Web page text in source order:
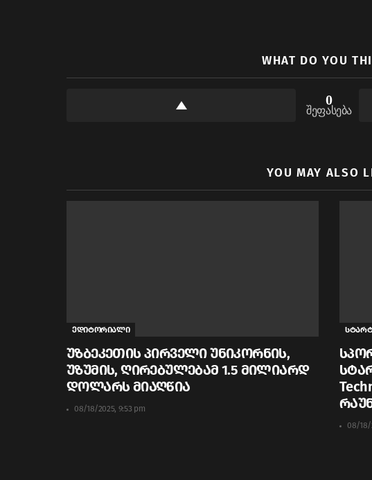
WHAT DO YOU
0
შეფასება
YOU MAY ALSO
ედიტორიალი
უზბეკეთის პირველი უნიკორნის,
უზუმის, ღირებულებამ 1.5 მილიარდ
დოლარს მიაღწია
08/18/2025, 9:53 pm
08/18/